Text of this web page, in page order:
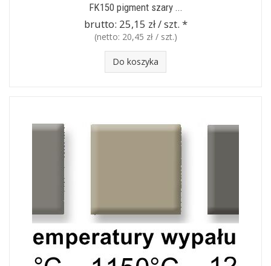
FK150 pigment szary ...
brutto: 25,15 zł / szt. *
(netto: 20,45 zł / szt.)
Do koszyka